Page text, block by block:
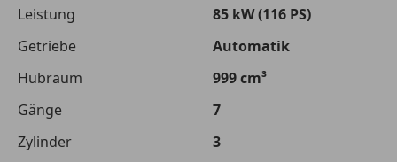
Leistung
85 kW (116 PS)
Getriebe
Automatik
Hubraum
999 cm³
Gänge
7
Zylinder
3